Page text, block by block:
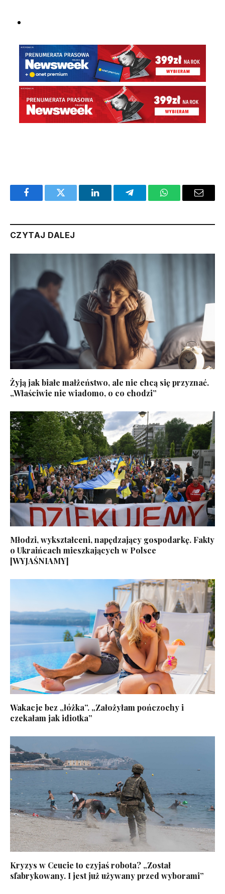
FacebookTwitter LinkedInTelegramWhatsAppEmail
CZYTAJ DALEJ
Żyją jak białe małżeństwo, ale nie chcą się przyznać.
„Właściwie nie wiadomo, o co chodzi”
Młodzi, wykształceni, napędzający gospodarkę. Fakty
o Ukraińcach mieszkających w Polsce
[WYJAŚNIAMY]
Wakacje bez „łóżka”. „Założyłam pończochy i
czekałam jak idiotka”
Kryzys w Ceucie to czyjaś robota? „Został
sfabrykowany. I jest już używany przed wyborami”